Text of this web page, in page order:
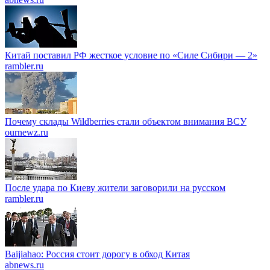
Китай поставил РФ жесткое условие по «Силе Сибири — 2»
rambler.ru
Почему склады Wildberries стали объектом внимания ВСУ
ournewz.ru
После удара по Киеву жители заговорили на русском
rambler.ru
Baijiahao: Россия стоит дорогу в обход Китая
abnews.ru